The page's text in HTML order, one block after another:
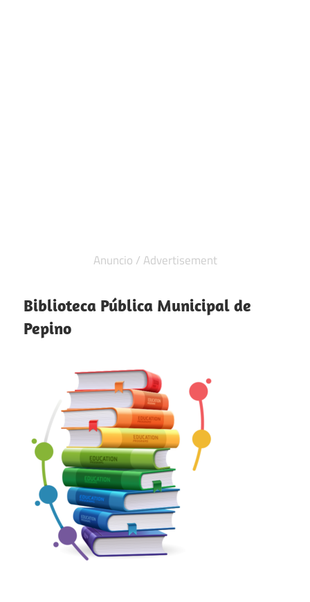
Biblioteca Pública Municipal de
Pepino